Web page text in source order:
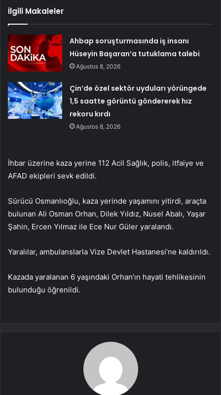
İlgili Makaleler
Ahbap soruşturmasında iş insanı
Hüseyin Başaran’a tutuklama talebi
Ağustos 8, 2026
Çin’de özel sektör uyduları yörüngede
1,5 saatte görüntü göndererek hız
rekoru kırdı
Ağustos 8, 2026
İhbar üzerine kaza yerine 112 Acil Sağlık, polis, itfaiye ve
AFAD ekipleri sevk edildi.
Sürücü Osmanlıoğlu, kaza yerinde yaşamını yitirdi, araçta
bulunan Ali Osman Orhan, Dilek Yıldız, Nusel Abalı, Yaşar
Şahin, Ercen Yılmaz ile Ece Nur Güler yaralandı.
Yaralılar, ambulanslarla Vize Devlet Hastanesi’ne kaldırıldı.
Kazada yaralanan 6 yaşındaki Orhan’ın hayati tehlikesinin
bulunduğu öğrenildi.